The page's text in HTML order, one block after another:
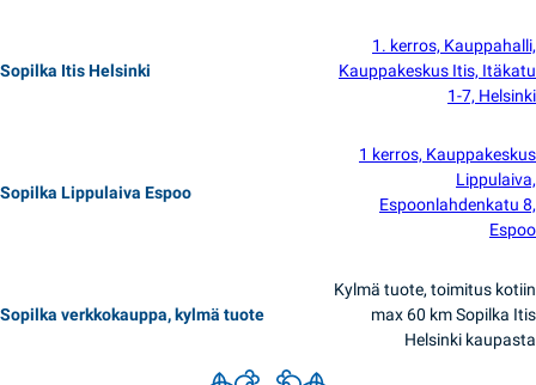
Sopilka Itis Helsinki
1. kerros, Kauppahalli,
Kauppakeskus Itis, Itäkatu
1-7, Helsinki
Sopilka Lippulaiva Espoo
1 kerros, Kauppakeskus
Lippulaiva,
Espoonlahdenkatu 8,
Espoo
Sopilka verkkokauppa, kylmä tuote
Kylmä tuote, toimitus kotiin
max 60 km Sopilka Itis
Helsinki kaupasta